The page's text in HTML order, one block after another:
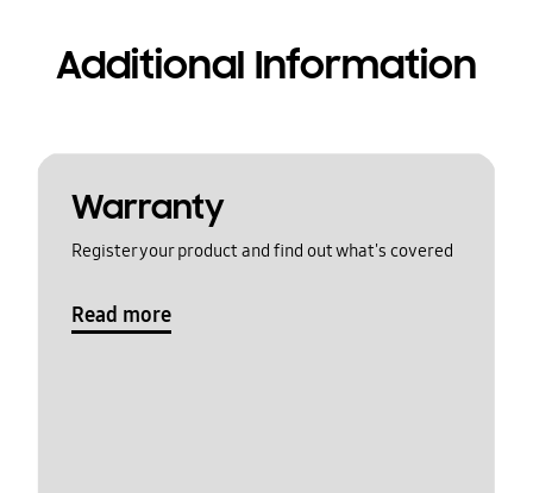
Additional Information
Warranty
Register your product and find out what's covered
Read more